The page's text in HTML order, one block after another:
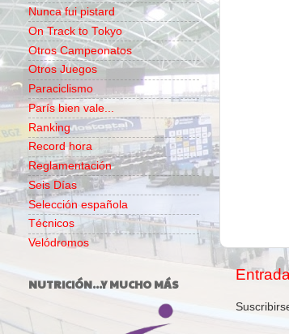
Nunca fui pistard
On Track to Tokyo
Otros Campeonatos
Otros Juegos
Paraciclismo
París bien vale...
Ranking
Record hora
Reglamentación
Seis Días
Selección española
Técnicos
Velódromos
NUTRICIÓN...Y MUCHO MÁS